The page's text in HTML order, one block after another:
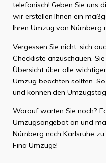
telefonisch! Geben Sie uns
wir erstellen Ihnen ein
Ihren Umzug von Nürnberg
Vergessen Sie nicht, sich
Checkliste anzuschauen.
Übersicht über alle
Umzug beachten sollten.
und können den
Worauf warten Sie noch?
Umzugsangebot an und
Nürnberg nach Karlsruhe
Fina Umzüge!